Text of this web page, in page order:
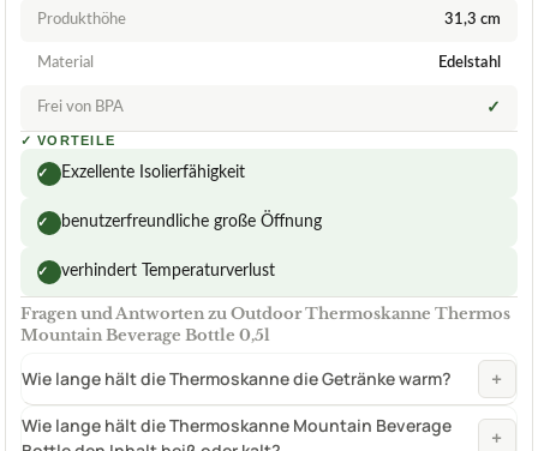
Produkthöhe 31,3 cm
Material Edelstahl
Frei von BPA ✓
✓ VORTEILE
✓ Exzellente Isolierfähigkeit
✓ benutzerfreundliche große Öffnung
✓ verhindert Temperaturverlust
Fragen und Antworten zu Outdoor Thermoskanne Thermos
Mountain Beverage Bottle 0,5l
Wie lange hält die Thermoskanne die Getränke warm? +
Wie lange hält die Thermoskanne Mountain Beverage
+